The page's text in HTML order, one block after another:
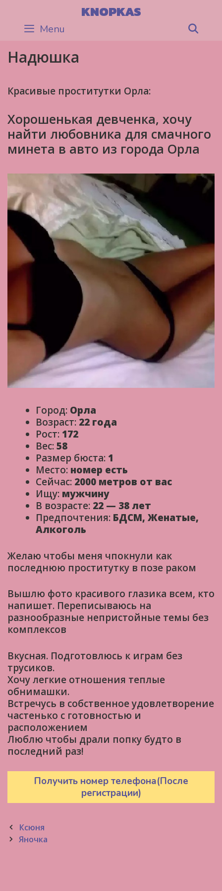
content
KNOPKAS
Menu
Надюшка
Красивые проститутки Орла:
Хорошенькая девченка, хочу
найти любовника для смачного
минета в авто из города Орла
Город: Орла
Возраст: 22 года
Рост: 172
Вес:58
Размер бюста: 1
Место: номер есть
Сейчас: 2000 метров от вас
Ищу: мужчину
В возрасте: 22 — 38 лет
Предпочтения: БДСМ, Женатые,
Алкоголь
Желаю чтобы меня чпокнули как
последнюю проститутку в позе раком
Вышлю фото красивого глазика всем, кто
напишет. Переписываюсь на
разнообразные непристойные темы без
комплексов
Вкусная. Подготовлюсь к играм без
трусиков.
Хочу легкие отношения теплые
обнимашки.
Встречусь в собственное удовлетворение
частенько с готовностью и
расположением
Люблю чтобы драли попку будто в
последний раз!
Получить номер телефона(После
регистрации)
Post
navigation
Ксюня
Яночка